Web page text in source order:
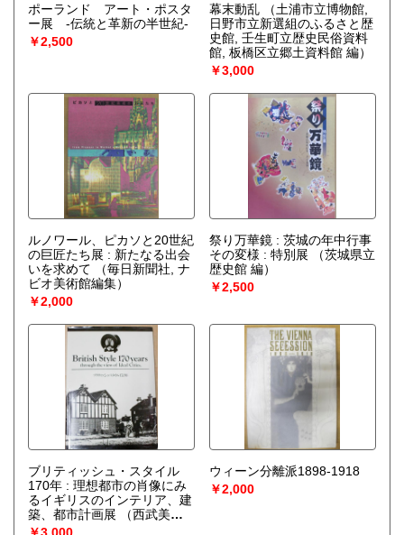
ポーランド アート・ポスタ
ー展 ‐伝統と革新の半世紀‐
￥2,500
幕末動乱
（土浦市立博物館,
日野市立新選組のふるさと歴
史館, 壬生町立歴史民俗資料
館, 板橋区立郷土資料館 編）
￥3,000
ルノワール、ピカソと20世紀
の巨匠たち展 : 新たなる出会
いを求めて
（毎日新聞社, ナ
ビオ美術館編集）
￥2,000
祭り万華鏡 : 茨城の年中行事
その変様 : 特別展
（茨城県立
歴史館 編）
￥2,500
ブリティッシュ・スタイル
170年 : 理想都市の肖像にみ
るイギリスのインテリア、建
築、都市計画展
（西武美術
館, デザイン美術館 (コンラン
￥3,000
ウィーン分離派1898-1918
￥2,000